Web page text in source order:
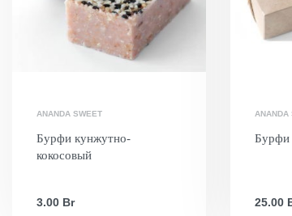
ANANDA SWEET
Бурфи кунжутно-
кокосовый
3.00 Br
ANANDA
Бурфи
25.00